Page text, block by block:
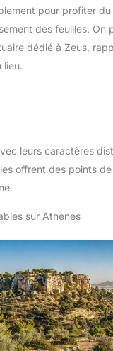
pour profiter
des feuilles. On
dédié à Zeus,
lieu.
leurs caractères
offrent des points
sur Athènes